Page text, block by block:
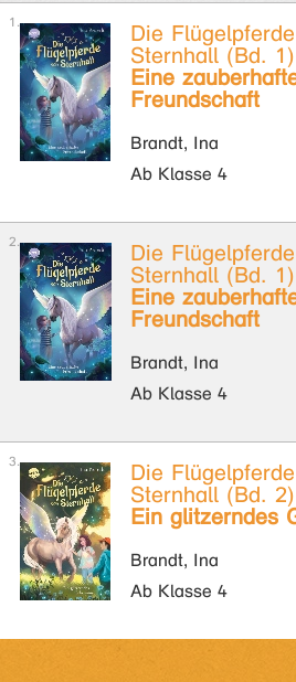
Die
Sternhall (Bd. 1)
Eine
Freundschaft
Brandt, Ina
Ab Klasse 4
Die
Sternhall (Bd. 1)
Eine
Freundschaft
Brandt, Ina
Ab Klasse 4
Die
Sternhall (Bd. 2)
Ein glitzerndes
Brandt, Ina
Ab Klasse 4